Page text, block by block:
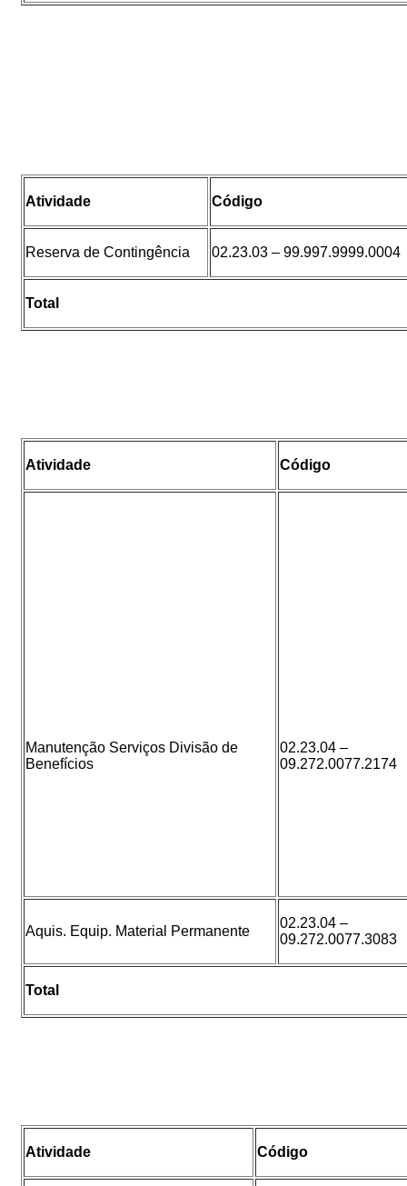
Atividade Código
Reserva de Contingência 02.23.03 – 99.997.9999.0004
Total
Atividade Código
Manutenção Serviços Divisão de
Benefícios
02.23.04 –
09.272.0077.2174
Aquis. Equip. Material Permanente
02.23.04 –
09.272.0077.3083
Total
Atividade Código